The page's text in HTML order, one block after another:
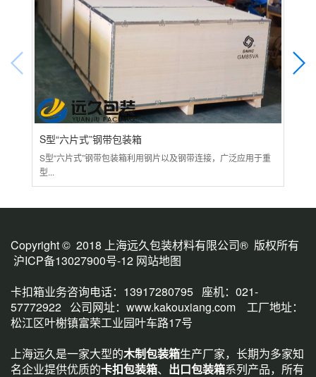
S型“六片式”钢带包装箱
S型“六片式”钢带包装箱利用钢片以及钢带连接，广泛应用于重
型...
Copyright © 2018 上海远久包装材料有限公司® 版权所有
沪ICP备13027900号-12 网站地图
卡扣箱业务咨询电话：13917280795 座机：021-
57772922 公司网址： www.kakouxiang.com 工厂地址：
松江区叶榭镇富荣工业园叶车路17号
上海远久是一家大型的木制包装箱生产厂家，长期为多家知
名企业提供优质的卡扣包装箱、 出口包装箱系列产品，所有